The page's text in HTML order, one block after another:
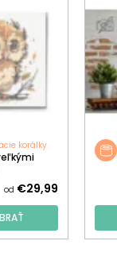
korálky
od €29,99